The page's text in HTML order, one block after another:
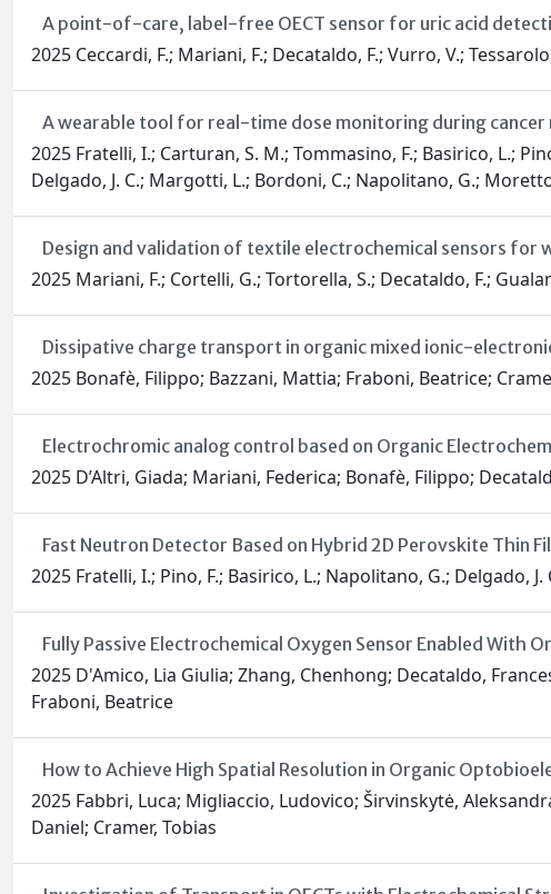
A point-of-care, label-free OECT sensor for uric acid
2025 Ceccardi, F.; Mariani, F.; Decataldo, F.; Vurro, V.;
A wearable tool for real-time dose monitoring during
2025 Fratelli, I.; Carturan, S. M.; Tommasino, F.; Basirico, L.;
Delgado, J. C.; Margotti, L.; Bordoni, C.; Napolitano, G.;
Design and validation of textile electrochemical sensors for
2025 Mariani, F.; Cortelli, G.; Tortorella, S.; Decataldo, F.;
Dissipative charge transport in organic mixed ionic-
2025 Bonafè, Filippo; Bazzani, Mattia; Fraboni, Beatrice;
Electrochromic analog control based on Organic
2025 D’Altri, Giada; Mariani, Federica; Bonafè, Filippo;
Fast Neutron Detector Based on Hybrid 2D Perovskite Thin
2025 Fratelli, I.; Pino, F.; Basirico, L.; Napolitano, G.; Delgado,
Fully Passive Electrochemical Oxygen Sensor Enabled With
2025 D'Amico, Lia Giulia; Zhang, Chenhong; Decataldo,
Fraboni, Beatrice
How to Achieve High Spatial Resolution in Organic
2025 Fabbri, Luca; Migliaccio, Ludovico; Širvinskytė,
Daniel; Cramer, Tobias